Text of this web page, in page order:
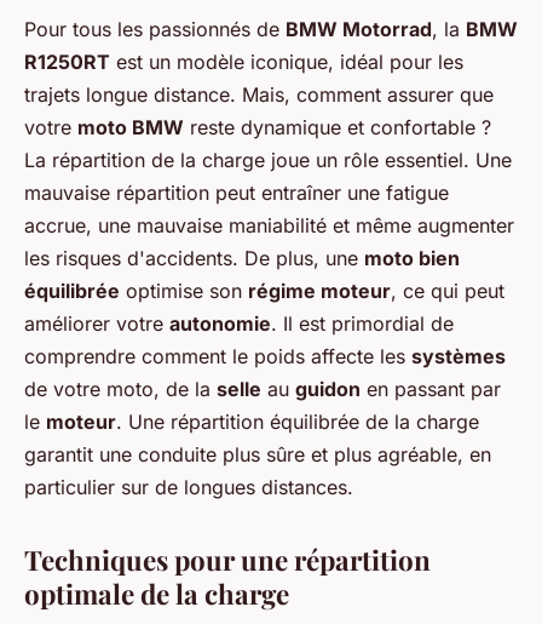
Pour tous les passionnés de BMW Motorrad, la BMW
R1250RT est un modèle iconique, idéal pour les
trajets longue distance. Mais, comment assurer que
votre moto BMW reste dynamique et confortable ?
La répartition de la charge joue un rôle essentiel. Une
mauvaise répartition peut entraîner une fatigue
accrue, une mauvaise maniabilité et même augmenter
les risques d'accidents. De plus, une moto bien
équilibrée optimise son régime moteur, ce qui peut
améliorer votre autonomie. Il est primordial de
comprendre comment le poids affecte les systèmes
de votre moto, de la selle au guidon en passant par
le moteur. Une répartition équilibrée de la charge
garantit une conduite plus sûre et plus agréable, en
particulier sur de longues distances.
Techniques pour une répartition
optimale de la charge